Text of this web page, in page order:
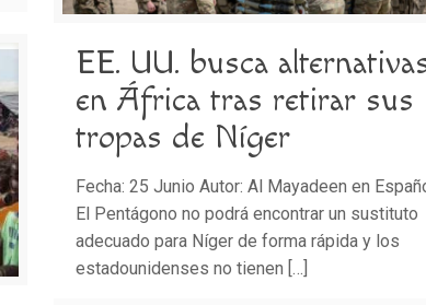
EE. UU. busca
en África tras retirar sus
tropas de Níger
Fecha: 25 Junio Autor: Al Mayadeen en
El Pentágono no podrá encontrar un sustituto
adecuado para Níger de forma rápida y los
estadounidenses no tienen […]